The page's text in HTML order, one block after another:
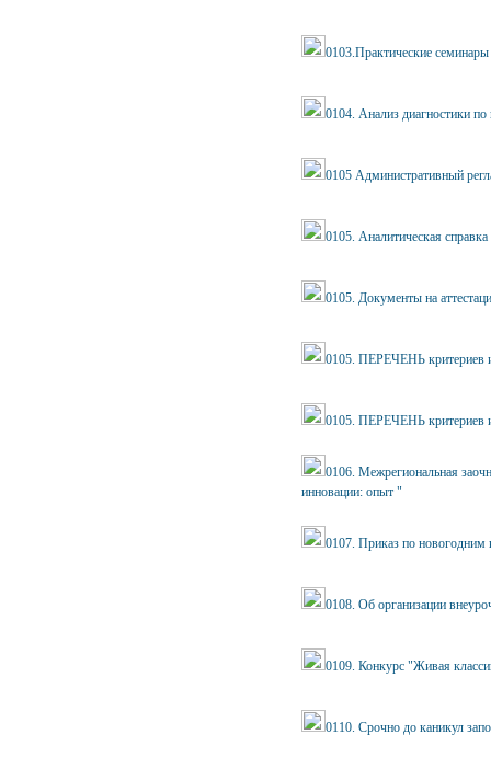
0103.Практические
0104. Анализ диагностики
0105 Административный
0105. Аналитическая справка
0105. Документы на
0105. ПЕРЕЧЕНЬ критериев и
0105. ПЕРЕЧЕНЬ критериев и
0106. Межрегиональная
инновации: опыт "
0107. Приказ по новогодним
0108. Об организации
0109. Конкурс "Живая
0110. Срочно до каникул